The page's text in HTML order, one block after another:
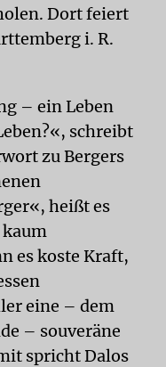
Dort feiert
i. R.
– ein Leben
schreibt
zu Bergers
heißt es
es koste Kraft,
eine – dem
– souveräne
spricht Dalos